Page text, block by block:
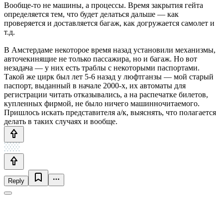
Вообще-то не машины, а процессы. Время закрытия гейта
определяется тем, что будет делаться дальше — как
проверяется и доставляется багаж, как догружается самолет и
т.д.
В Амстердаме некоторое время назад установили механизмы,
авточекинящие не только пассажира, но и багаж. Но вот
незадача — у них есть траблы с некоторыми паспортами.
Такой же цирк был лет 5-6 назад у люфтганзы — мой старый
паспорт, выданный в начале 2000-х, их автоматы для
регистрации читать отказывались, а на распечатке билетов,
купленных фирмой, не было ничего машинночитаемого.
Пришлось искать представителя а/к, выяснять, что полагается
делать в таких случаях и вообще.
Reply